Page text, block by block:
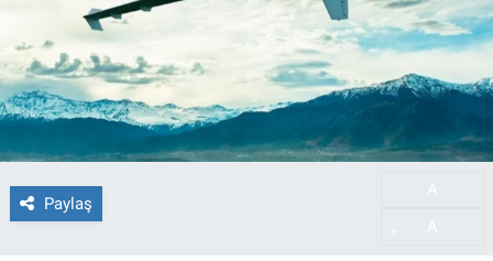
Paylaş
Künye
Son Dakika Haberleri
Haber Arşivi